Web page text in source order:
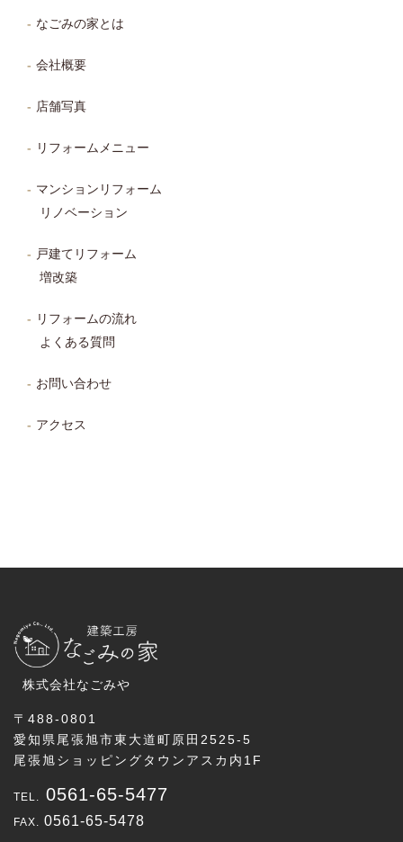
なごみの家とは
会社概要
店舗写真
リフォームメニュー
マンションリフォーム
リノベーション
戸建てリフォーム
増改築
リフォームの流れ
よくある質問
お問い合わせ
アクセス
株式会社なごみや
〒488-0801
愛知県尾張旭市東大道町原田2525-5
尾張旭ショッピングタウンアスカ内1F
0561-65-5477
0561-65-5478